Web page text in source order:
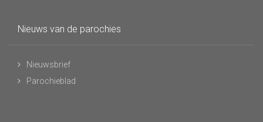
Nieuws van de parochies
Nieuwsbrief
Parochieblad